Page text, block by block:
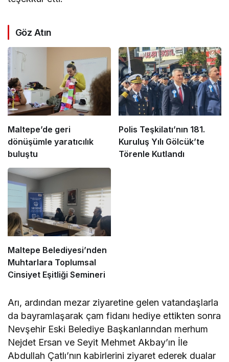
Göz Atın
Maltepe’de geri
dönüşümle yaratıcılık
buluştu
Polis Teşkilatı’nın 181.
Kuruluş Yılı Gölcük’te
Törenle Kutlandı
Maltepe Belediyesi’nden
Muhtarlara Toplumsal
Cinsiyet Eşitliği Semineri
Arı, ardından mezar ziyaretine gelen vatandaşlarla
da bayramlaşarak çam fidanı hediye ettikten sonra
Nevşehir Eski Belediye Başkanlarından merhum
Nejdet Ersan ve Seyit Mehmet Akbay’ın İle
Abdullah Çatlı’nın kabirlerini ziyaret ederek dualar